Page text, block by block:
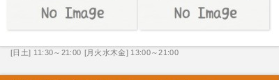
[日土] 11:30～21:00 [月火水木金] 13:00～21:00